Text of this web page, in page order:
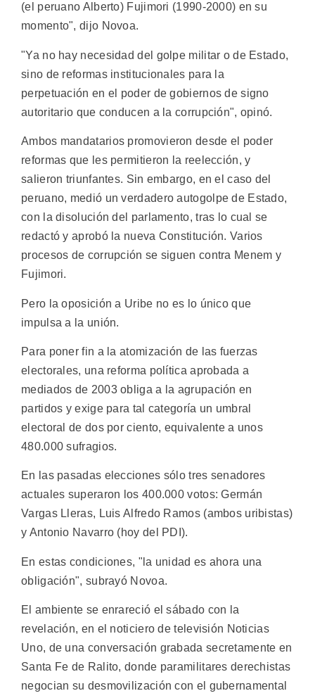
(el peruano Alberto) Fujimori (1990-2000) en su
momento", dijo Novoa.
"Ya no hay necesidad del golpe militar o de Estado,
sino de reformas institucionales para la
perpetuación en el poder de gobiernos de signo
autoritario que conducen a la corrupción", opinó.
Ambos mandatarios promovieron desde el poder
reformas que les permitieron la reelección, y
salieron triunfantes. Sin embargo, en el caso del
peruano, medió un verdadero autogolpe de Estado,
con la disolución del parlamento, tras lo cual se
redactó y aprobó la nueva Constitución. Varios
procesos de corrupción se siguen contra Menem y
Fujimori.
Pero la oposición a Uribe no es lo único que
impulsa a la unión.
Para poner fin a la atomización de las fuerzas
electorales, una reforma política aprobada a
mediados de 2003 obliga a la agrupación en
partidos y exige para tal categoría un umbral
electoral de dos por ciento, equivalente a unos
480.000 sufragios.
En las pasadas elecciones sólo tres senadores
actuales superaron los 400.000 votos: Germán
Vargas Lleras, Luis Alfredo Ramos (ambos uribistas)
y Antonio Navarro (hoy del PDI).
En estas condiciones, "la unidad es ahora una
obligación", subrayó Novoa.
El ambiente se enrareció el sábado con la
revelación, en el noticiero de televisión Noticias
Uno, de una conversación grabada secretamente en
Santa Fe de Ralito, donde paramilitares derechistas
negocian su desmovilización con el gubernamental